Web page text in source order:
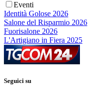
Eventi
Identità Golose 2026
Salone del Risparmio 2026
Fuorisalone 2026
L'Artigiano in Fiera 2025
Seguici su